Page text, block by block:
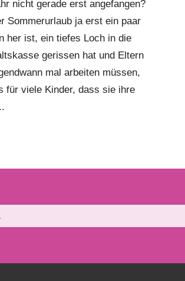
nicht gerade erst angefangen?
Sommerurlaub ja erst ein paar
her ist, ein tiefes Loch in die
gerissen hat und Eltern
mal arbeiten müssen,
für viele Kinder, dass sie ihre